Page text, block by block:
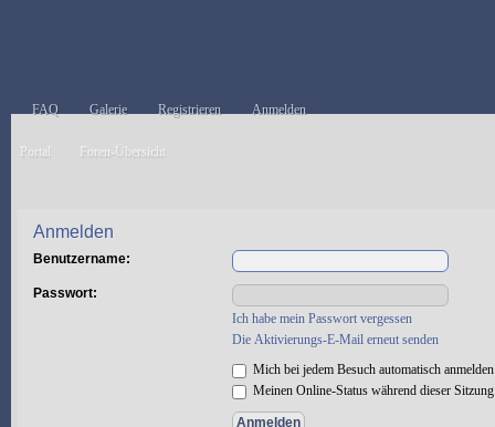
FAQ Galerie Registrieren Anmelden
Portal Foren-Übersicht
Anmelden
Benutzername:
Passwort:
Ich habe mein Passwort vergessen
Die Aktivierungs-E-Mail erneut senden
Mich bei jedem Besuch automatisch anmelden
Meinen Online-Status während dieser